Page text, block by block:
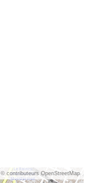
© contributeurs OpenStreetMap